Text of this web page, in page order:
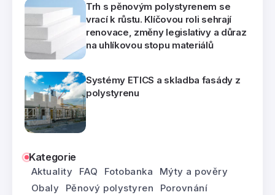
Trh s pěnovým polystyrenem se
vrací k růstu. Klíčovou roli sehrají
renovace, změny legislativy a důraz
na uhlíkovou stopu materiálů
Systémy ETICS a skladba fasády z
polystyrenu
Kategorie
Aktuality FAQ Fotobanka
Mýty a pověry
Obaly
Pěnový polystyren
Porovnání